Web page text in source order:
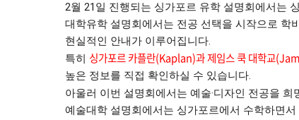
2월 21일 진행되는 싱가포르 유학 설명회에서는
대학유학 설명회에서는 전공 선택을 시작으로 학
현실적인 안내가 이루어집니다.
특히 싱가포르 카플란(Kaplan)과 제임스 쿡 대학교
높은 정보를 직접 확인하실 수 있습니다.
아울러 이번 설명회에서는 예술·디자인 전공을
예술대학 설명회에서는 싱가포르에서 수학하면